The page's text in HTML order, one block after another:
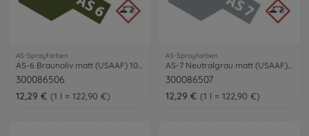
AS-Sprayfarben
300086506
12,29 €
1 l = 122,90 €
AS-Sprayfarben
300086507
12,29 €
1 l = 122,90 €